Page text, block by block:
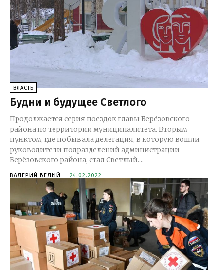
ВЛАСТЬ
Будни и будущее Светлого
Продолжается серия поездок главы Берёзовского
района по территории муниципалитета. Вторым
пунктом, где побывала делегация, в которую вошли
руководители подразделений администрации
Берёзовского района, стал Светлый....
ВАЛЕРИЙ БЕЛЫЙ - 24.02.2022